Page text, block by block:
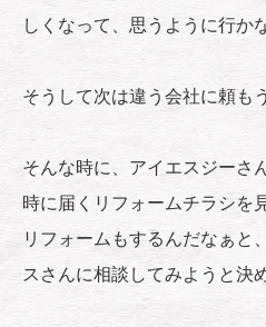
しくなって、思うように行か
そうして次は違う会社に頼も
そんな時に、アイエスジーさ
時に届くリフォームチラシを
リフォームもするんだなぁと
スさんに相談してみようと決